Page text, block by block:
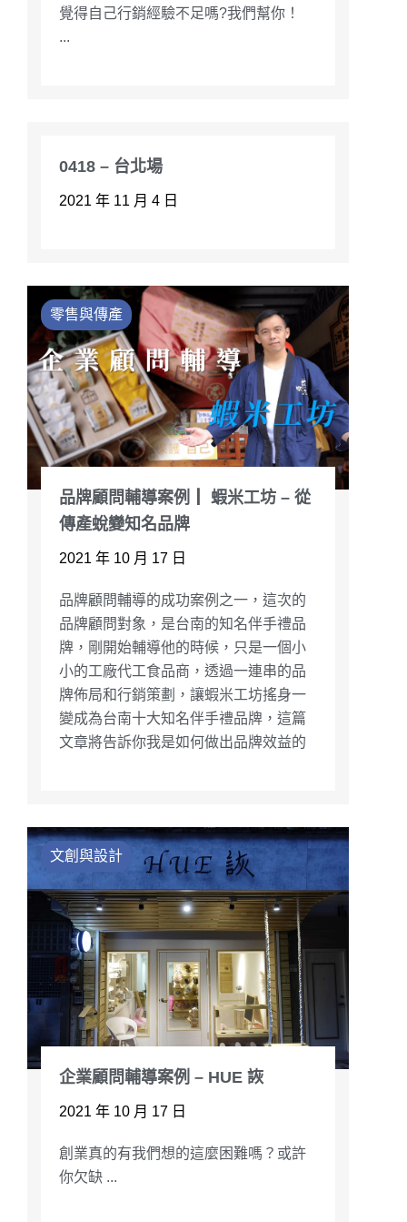
覺得自己行銷經驗不足嗎?我們幫你！ ​
...
0418 – 台北場
2021 年 11 月 4 日
零售與傳產
品牌顧問輔導案例┃ 蝦米工坊 – 從
傳產蛻變知名品牌
2021 年 10 月 17 日
品牌顧問輔導的成功案例之一，這次的
品牌顧問對象，是台南的知名伴手禮品
牌，剛開始輔導他的時候，只是一個小
小的工廠代工食品商，透過一連串的品
牌佈局和行銷策劃，讓蝦米工坊搖身一
變成為台南十大知名伴手禮品牌，這篇
文章將告訴你我是如何做出品牌效益的
文創與設計
企業顧問輔導案例 – HUE 詼
2021 年 10 月 17 日
創業真的有我們想的這麼困難嗎？或許
你欠缺 ...